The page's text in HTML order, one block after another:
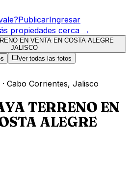
PublicarIngresar
propiedades cerca →
Ver todas las fotos
· Cabo Corrientes, Jalisco
TERRENO EN
ALEGRE